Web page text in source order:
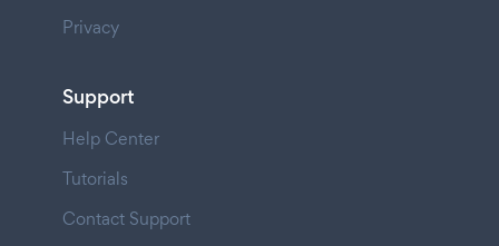
Privacy
Support
Help Center
Tutorials
Contact Support